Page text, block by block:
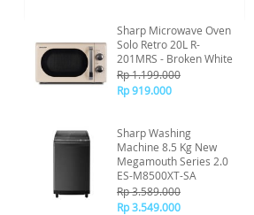
Sharp Microwave Oven
Solo Retro 20L R-
201MRS - Broken White
Rp 1.199.000
Rp 919.000
Sharp Washing
Machine 8.5 Kg New
Megamouth Series 2.0
ES-M8500XT-SA
Rp 3.589.000
Rp 3.549.000